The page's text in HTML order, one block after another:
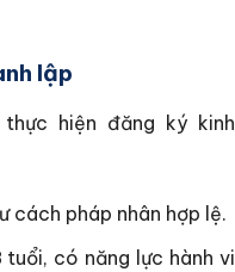
lập
hiện đăng ký kinh
cách pháp nhân hợp lệ.
có năng lực hành vi